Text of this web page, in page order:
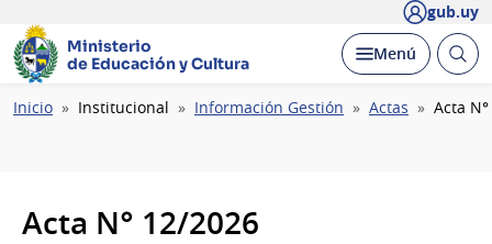
gub.uy
Ministerio
de Educación y Cultura
Desplegar
Menú Abrir
Ruta
Inicio Institucional Información Gestión Actas Acta
Acta N° 12/2026